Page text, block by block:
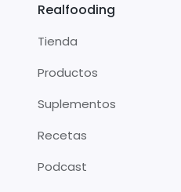
Realfooding
Tienda
Productos
Suplementos
Recetas
Podcast